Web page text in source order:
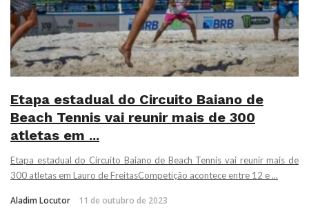
Etapa estadual do Circuito Baiano de
Beach Tennis vai reunir mais de 300
atletas em ...
Etapa estadual do Circuito Baiano de Beach Tennis vai reunir mais de
300 atletas em Lauro de FreitasCompetição acontece entre 12 e ...
Aladim Locutor 11 de outubro de 2023